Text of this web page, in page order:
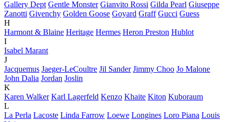
Gallery Dept Gentle Monster Gianvito Rossi Gilda Pearl Giuseppe
Zanotti Givenchy Golden Goose Goyard Graff Gucci Guess
H
Harmont & Blaine Heritage Hermes Heron Preston Hublot
I
Isabel Marant
J
Jacquemus Jaeger-LeCoultre Jil Sander Jimmy Choo Jo Malone
John Dalia Jordan Joslin
K
Karen Walker Karl Lagerfeld Kenzo Khaite Kiton Kuboraum
L
La Perla Lacoste Linda Farrow Loewe Longines Loro Piana Louis